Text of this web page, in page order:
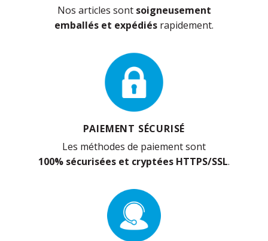
Nos articles sont soigneusement
emballés et expédiés rapidement.
PAIEMENT SÉCURISÉ
Les méthodes de paiement sont
100% sécurisées et cryptées HTTPS/SSL.